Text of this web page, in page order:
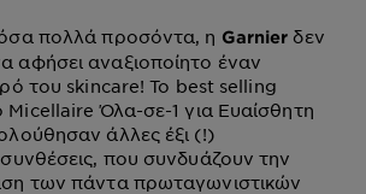
πολλά προσόντα, η Garnier δεν
αφήσει αναξιοποίητο έναν
του skincare! Το best selling
Όλα-σε-1 για Ευαίσθητη
άλλες έξι (!)
συνθέσεις, που συνδυάζουν την
των πάντα πρωταγωνιστικών